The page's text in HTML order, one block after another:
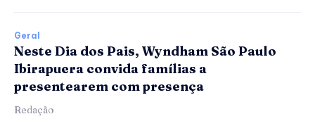
Geral
Neste Dia dos Pais, Wyndham São Paulo
Ibirapuera convida famílias a
presentearem com presença
Redação